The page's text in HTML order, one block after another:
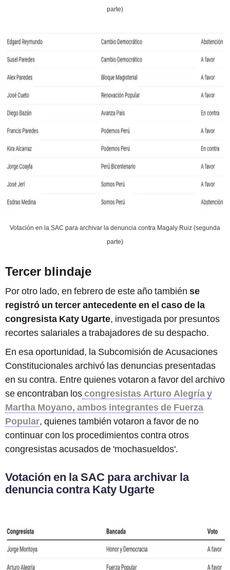
parte)
Votación en la SAC para archivar la denuncia contra Magaly Ruiz (segunda
parte)
Tercer blindaje
Por otro lado, en febrero de este año también se
registró un tercer antecedente en el caso de la
congresista Katy Ugarte, investigada por presuntos
recortes salariales a trabajadores de su despacho.
En esa oportunidad, la Subcomisión de Acusaciones
Constitucionales archivó las denuncias presentadas
en su contra. Entre quienes votaron a favor del archivo
se encontraban loscongresistas Arturo Alegría y
Martha Moyano, ambos integrantes de Fuerza
Popular, quienes también votaron a favor de no
continuar con los procedimientos contra otros
congresistas acusados de 'mochasueldos'.
Votación en la SAC para archivar la
denuncia contra Katy Ugarte